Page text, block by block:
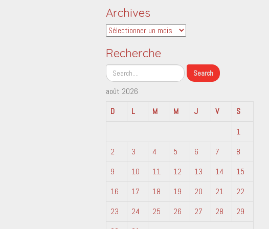
Archives
Archives
Recherche
août 2026
D
L M M J V
S
1
2
3 4 5 6 7
8
9
10 11 12 13 14
15
16
17 18 19 20 21
22
23
24 25 26 27 28
29